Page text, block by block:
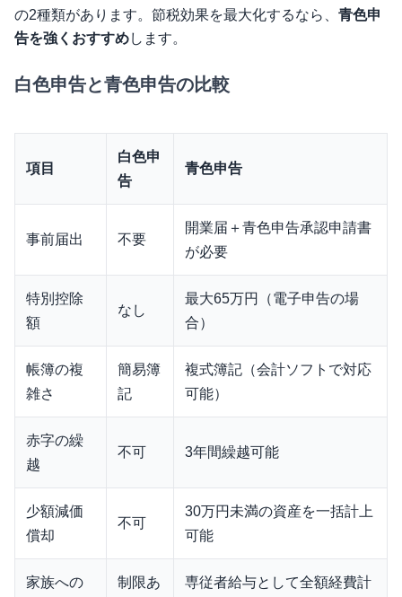
の2種類があります。節税効果を最大化するなら、 青色申
告を強くおすすめします。
白色申告と青色申告の比較
項目
白色申
告
青色申告
事前届出 不要
開業届＋青色申告承認申請書
が必要
特別控除
額
なし
最大65万円（電子申告の場
合）
帳簿の複
雑さ
簡易簿
記
複式簿記（会計ソフトで対応
可能）
赤字の繰
越
不可 3年間繰越可能
少額減価
償却
不可
30万円未満の資産を一括計上
可能
家族への
制限あ
専従者給与として全額経費計